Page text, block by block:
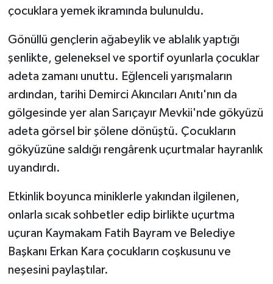
çocuklara yemek ikramında bulunuldu.
Gönüllü gençlerin ağabeylik ve ablalık yaptığı
şenlikte, geleneksel ve sportif oyunlarla çocuklar
adeta zamanı unuttu. Eğlenceli yarışmaların
ardından, tarihi Demirci Akıncıları Anıtı'nın da
gölgesinde yer alan Sarıçayır Mevkii'nde gökyüzü
adeta görsel bir şölene dönüştü. Çocukların
gökyüzüne saldığı rengârenk uçurtmalar hayranlık
uyandırdı.
Etkinlik boyunca miniklerle yakından ilgilenen,
onlarla sıcak sohbetler edip birlikte uçurtma
uçuran Kaymakam Fatih Bayram ve Belediye
Başkanı Erkan Kara çocukların coşkusunu ve
neşesini paylaştılar.
Yerel Haberler